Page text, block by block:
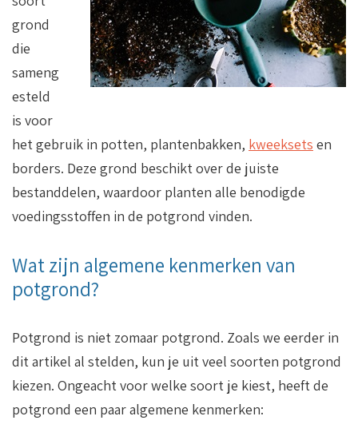
grond
die
sameng
esteld
is voor
het gebruik in potten, plantenbakken, kweeksets en
borders. Deze grond beschikt over de juiste
bestanddelen, waardoor planten alle benodigde
voedingsstoffen in de potgrond vinden.
Wat zijn algemene kenmerken van
potgrond?
Potgrond is niet zomaar potgrond. Zoals we eerder in
dit artikel al stelden, kun je uit veel soorten potgrond
kiezen. Ongeacht voor welke soort je kiest, heeft de
potgrond een paar algemene kenmerken: